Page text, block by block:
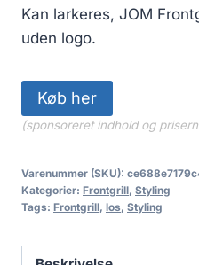
Kan larkeres, JOM
uden logo.
Køb her
(sponsoreret indhold og
Varenummer (SKU):
Kategorier: Frontgrill, Styling
Tags: Frontgrill, los, Styling